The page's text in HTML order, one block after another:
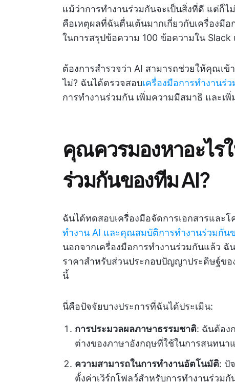
แม้ว่าการทำงานร่วมกันจะเป็นสิ่งที่ดี แต่ก็
คือเหตุผลที่ฉันตื่นเต้นมากเกี่ยวกับเครื่องมื
ในการสรุปข้อความ 100 ข้อความใน
ต้องการสำรวจว่า AI สามารถช่วยให้คุณเ
ไม่? ฉันได้ตรวจสอบเครื่องมือการทำงานร่
การทำงานร่วมกัน เพิ่มความมีสมาธิ และเ
คุณควรมองหาอะไร
ร่วมกันของทีม AI?
ฉันได้ทดสอบเครื่องมือจัดการเอกสารและ
ทำงาน AI และคุณสมบัติการทำงานร่วมกัน
นอกจากเครื่องมือการทำงานร่วมกันแล้ว ฉั
ราคาสำหรับส่วนประกอบปัญญาประดิษฐ์ขอ
นี้
นี่คือปัจจัยบางประการที่ฉันได้ประเมิน:
การประมวลผลภาษาธรรมชาติ: ฉันต้อง
ต่างของภาษาอังกฤษที่ใช้ในการสนทนา
ความสามารถในการทำงานอัตโนมัติ: ปั
ตั้งค่าเวิร์กโฟลว์สำหรับการทำงานร่วม